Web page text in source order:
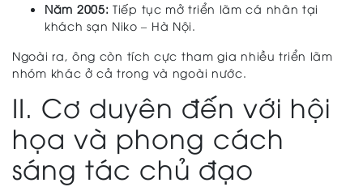
Năm 2005: Tiếp tục mở triển lãm cá nhân tại
khách sạn Niko – Hà Nội.
Ngoài ra, ông còn tích cực tham gia nhiều triển lãm
nhóm khác ở cả trong và ngoài nước.
II. Cơ duyên đến với hội
họa và phong cách
sáng tác chủ đạo